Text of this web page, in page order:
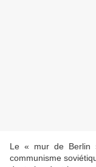
Le « mur de Berlin
communisme